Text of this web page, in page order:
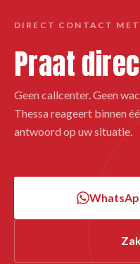
DIRECT CONTACT MET
Praat
Geen callcenter. Geen
Thessa reageert binnen
antwoord op uw situatie.